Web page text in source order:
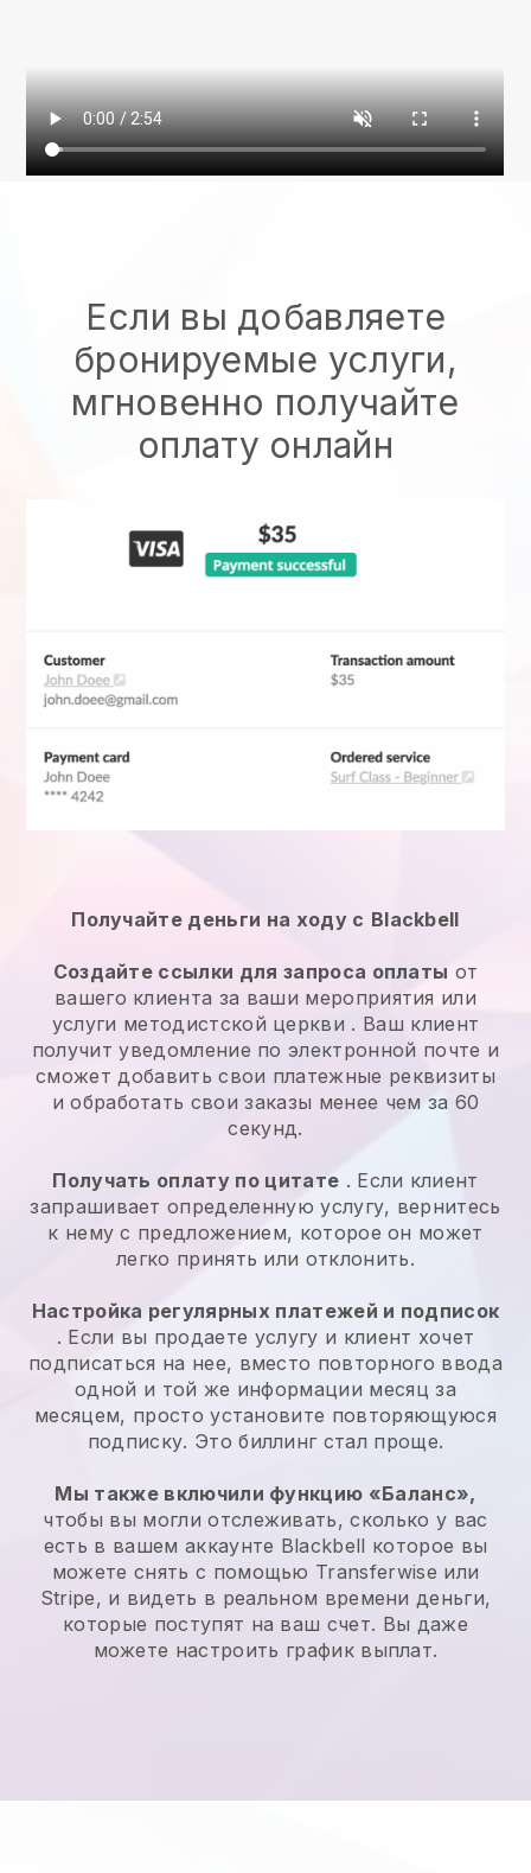
Если вы добавляете
бронируемые услуги,
мгновенно получайте
оплату онлайн
Получайте деньги на ходу с Blackbell
Создайте ссылки для запроса оплаты от
вашего клиента за ваши мероприятия или
услуги методистской церкви . Ваш клиент
получит уведомление по электронной почте и
сможет добавить свои платежные реквизиты
и обработать свои заказы менее чем за 60
секунд.
Получать оплату по цитате . Если клиент
запрашивает определенную услугу, вернитесь
к нему с предложением, которое он может
легко принять или отклонить.
Настройка регулярных платежей и подписок
. Если вы продаете услугу и клиент хочет
подписаться на нее, вместо повторного ввода
одной и той же информации месяц за
месяцем, просто установите повторяющуюся
подписку. Это биллинг стал проще.
Мы также включили функцию «Баланс»,
чтобы вы могли отслеживать, сколько у вас
есть в вашем аккаунте Blackbell которое вы
можете снять с помощью Transferwise или
Stripe, и видеть в реальном времени деньги,
которые поступят на ваш счет. Вы даже
можете настроить график выплат.